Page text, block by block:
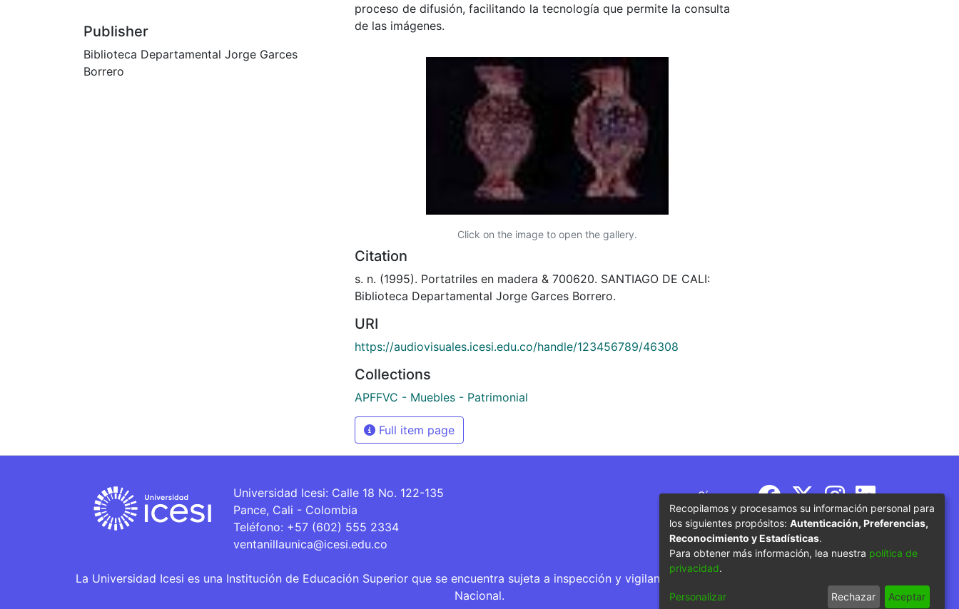
Publisher
Biblioteca Departamental Jorge Garces
Borrero
proceso de difusión, facilitando la tecnología que permite la consulta
de las imágenes.
Click on the image to open the gallery.
Citation
s. n. (1995). Portatriles en madera & 700620. SANTIAGO DE CALI:
Biblioteca Departamental Jorge Garces Borrero.
URI
https://audiovisuales.icesi.edu.co/handle/123456789/46308
Collections
APFFVC - Muebles - Patrimonial
Full item page
Universidad Icesi: Calle 18 No. 122-135
Pance, Cali - Colombia
Teléfono: +57 (602) 555 2334
ventanillaunica@icesi.edu.co
Síguenos
La Universidad Icesi es una Institución de Educación Superior que se encuentra sujeta a inspección y vigilancia por parte del Ministerio de Educación
Nacional.
Recopilamos y procesamos su información personal para
los siguientes propósitos: Autenticación, Preferencias,
Reconocimiento y Estadísticas.
Para obtener más información, lea nuestra política de
privacidad.
Personalizar Rechazar Aceptar